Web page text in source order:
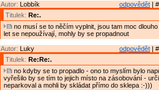
odpovědět |
Autor: Lobbík
Titulek: Re:.
no musí se to něčím vyplnit, jsou tam moc
let se nepoužívají, mohly by se propadnout
odpovědět |
Autor: Luky
Titulek: Re:Re:.
no kdyby se to propadlo - ono to myslím bylo
vyřešilo by se tím to jejich místo na zásobování -
neparkoval a mohli by skládat přímo do sklepa :-)))